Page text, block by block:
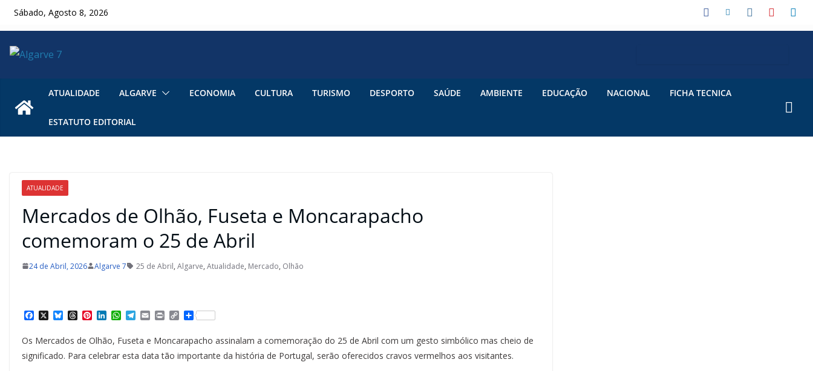
SkipSábado, Agosto 8, 2026
ATUALIDADE ALGARVE ECONOMIA CULTURA TURISMO DESPORTO SAÚDE AMBIENTE EDUCAÇÃO NACIONAL FICHA TECNICA
ESTATUTO EDITORIAL
ATUALIDADE
Mercados de Olhão, Fuseta e Moncarapacho
comemoram o 25 de Abril
24 de Abril, 2026 Algarve 7 25 de Abril, Algarve, Atualidade, Mercado, Olhão
a
c
e
b
o
X B
u
e
k
T
h
r
e
a
d
P
n
t
e
r
L
k
e
d
W
h
a
t
s
A
T
e
l
e
g
r
E
m
a
i
l
P
n
t
C
o
y
L
i
S
h
r
e
Os Mercados de Olhão, Fuseta e Moncarapacho assinalam a comemoração do 25 de Abril com um gesto simbólico mas cheio de
significado. Para celebrar esta data tão importante da história de Portugal, serão oferecidos cravos vermelhos aos visitantes.